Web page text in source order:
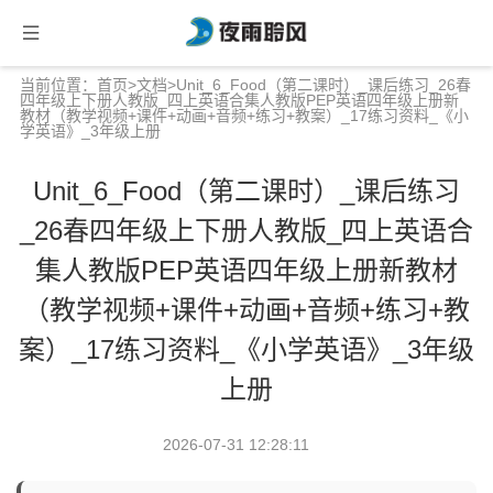
当前位置： 首页>文档>Unit_6_Food（第二课时）_课后练习_26春
四年级上下册人教版_四上英语合集人教版PEP英语四年级上册新
教材（教学视频+课件+动画+音频+练习+教案）_17练习资料_《小
学英语》_3年级上册
Unit_6_Food（第二课时）_课后练习
_26春四年级上下册人教版_四上英语合
集人教版PEP英语四年级上册新教材
（教学视频+课件+动画+音频+练习+教
案）_17练习资料_《小学英语》_3年级
上册
2026-07-31 12:28:11